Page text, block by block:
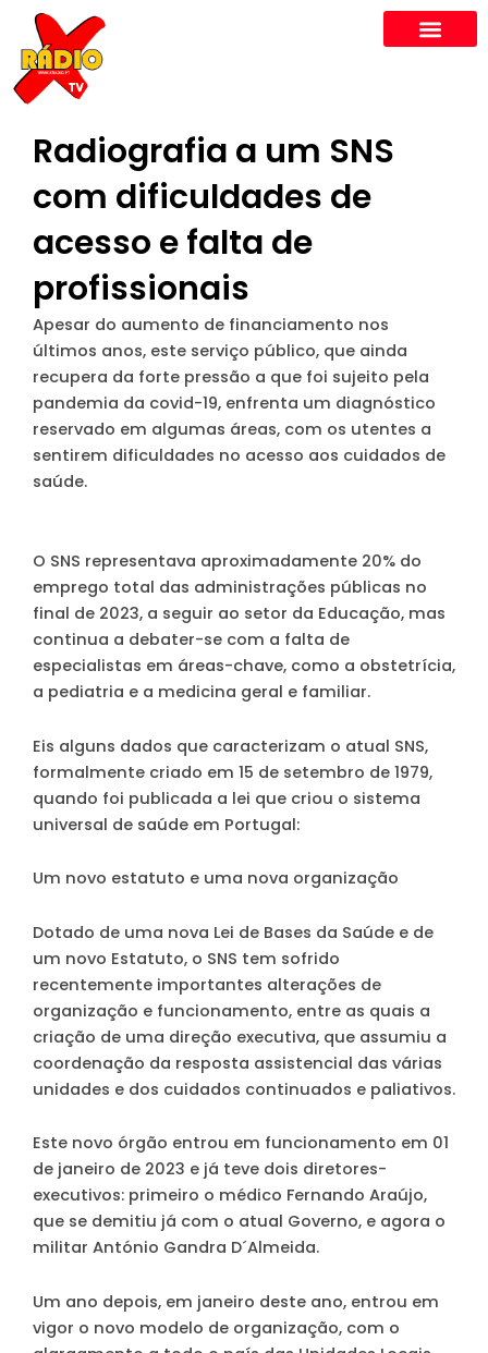
content
Radiografia a um SNS
com dificuldades de
acesso e falta de
profissionais
Apesar do aumento de financiamento nos
últimos anos, este serviço público, que ainda
recupera da forte pressão a que foi sujeito pela
pandemia da covid-19, enfrenta um diagnóstico
reservado em algumas áreas, com os utentes a
sentirem dificuldades no acesso aos cuidados de
saúde.
O SNS representava aproximadamente 20% do
emprego total das administrações públicas no
final de 2023, a seguir ao setor da Educação, mas
continua a debater-se com a falta de
especialistas em áreas-chave, como a obstetrícia,
a pediatria e a medicina geral e familiar.
Eis alguns dados que caracterizam o atual SNS,
formalmente criado em 15 de setembro de 1979,
quando foi publicada a lei que criou o sistema
universal de saúde em Portugal:
Um novo estatuto e uma nova organização
Dotado de uma nova Lei de Bases da Saúde e de
um novo Estatuto, o SNS tem sofrido
recentemente importantes alterações de
organização e funcionamento, entre as quais a
criação de uma direção executiva, que assumiu a
coordenação da resposta assistencial das várias
unidades e dos cuidados continuados e paliativos.
Este novo órgão entrou em funcionamento em 01
de janeiro de 2023 e já teve dois diretores-
executivos: primeiro o médico Fernando Araújo,
que se demitiu já com o atual Governo, e agora o
militar António Gandra D´Almeida.
Um ano depois, em janeiro deste ano, entrou em
vigor o novo modelo de organização, com o